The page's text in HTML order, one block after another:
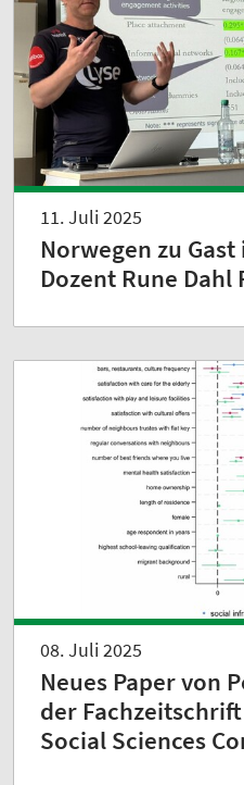
11. Juli 2025
Norwegen zu Gast
Dozent Rune
08. Juli 2025
Neues Paper von
der
Social Sciences